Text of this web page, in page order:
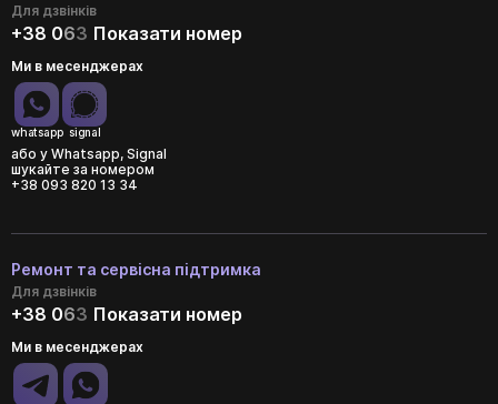
Для дзвінків
+38 063 Показати номер
Ми в месенджерах
whatsapp signal
або у Whatsapp, Signal
шукайте за номером
+38 093 820 13 34
Ремонт та сервісна підтримка
Для дзвінків
+38 063 Показати номер
Ми в месенджерах